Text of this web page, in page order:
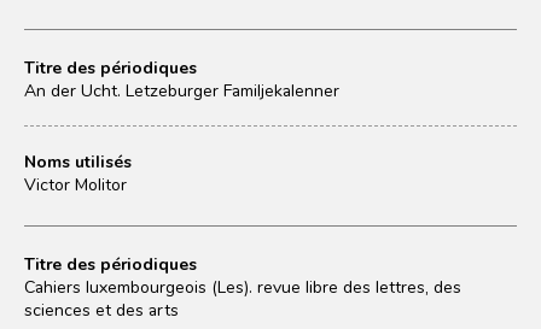
Titre des périodiques
An der Ucht. Letzeburger Familjekalenner
Noms utilisés
Victor Molitor
Titre des périodiques
Cahiers luxembourgeois (Les). revue libre des lettres, des
sciences et des arts